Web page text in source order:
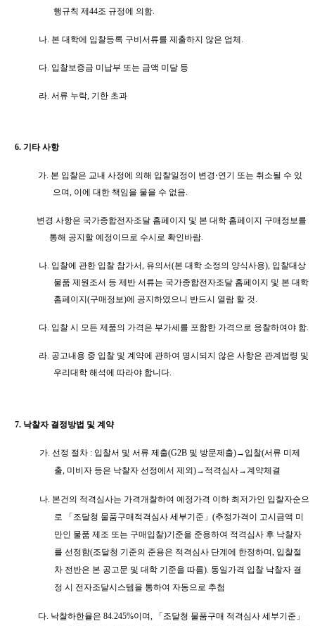
행규칙 제44조 규정에 의함.
나. 본 대학에 입찰등록 구비서류를 제출하지 않은 업체.
다. 입찰보증금 미납부 또는 금액 미달 등
라.서류 누락, 기한 초과
6. 기타 사항
가. 본 입찰은 교내 사정에 의해 입찰일정이 변경⋅연기 또는 취소될 수 있
으며, 이에 대한 책임을 물을 수 없음.
변경 사항은 국가종합전자조달 홈페이지 및 본 대학 홈페이지 구매정보를
통해 공지할 예정이므로 수시로 확인바람.
나. 입찰에 관한 입찰 참가서, 유의서(본 대학 소정의 양식사용), 입찰대상
물품 제원조서 등 제반 서류는 국가종합전자조달 홈페이지 및 본 대학
홈페이지(구매정보)에 공지하였으니 반드시 열람 할 것.
다. 입찰 시 모든 제품의 가격은 부가세를 포함한 가격으로 응찰하여야 함.
라. 공고내용 중 입찰 및 계약에 관하여 명시되지 않은 사항은 관계법령 및
우리대학 해석에 따라야 합니다.
7. 낙찰자 결정방법 및 계약
가. 선정 절차 : 입찰서 및 서류 제출(G2B 및 방문제출)→ 입찰(서류 미제
출, 미비자 등은 낙찰자 선정에서 제외)→ 적격심사→계약체결
나. 본건의 적격심사는 가격개찰하여 예정가격 이하 최저가인 입찰자순으
로
「조달청 물품구매적격심사 세부기준 」 (추정가격이 고시금액 미
만인 물품 제조 또는 구매입찰)기준을 준용하여 적격심사 후 낙찰자
를 선정함(조달청 기준의 준용은 적격심사 단계에 한정하며, 입찰절
차 전반은 본 공고문 및 대학 기준을 따름). 동일가격 입찰 낙찰자 결
정 시 전자조달시스템을 통하여 자동으로 추첨
다. 낙찰하한율은84.245%이며, 「조달청 물품구매 적격심사 세부기준 」